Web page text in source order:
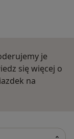
je
się więcej o
na